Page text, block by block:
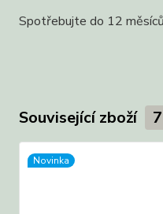
Spotřebujte do 12
Související zboží 7
Novinka